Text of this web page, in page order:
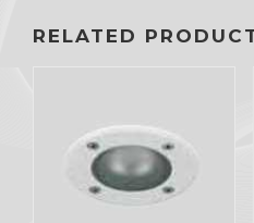
RELATED